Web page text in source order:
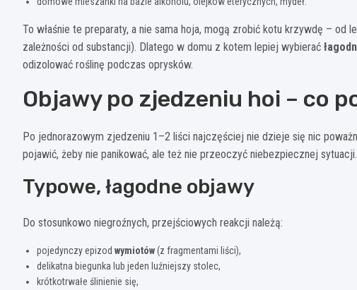
To właśnie te preparaty, a nie sama hoja, mogą zrobić kotu krzywdę –
zależności od substancji). Dlatego w domu z kotem lepiej wybierać
odizolować roślinę podczas oprysków.
Objawy po zjedzeniu hoi – co
Po jednorazowym zjedzeniu 1–2 liści najczęściej nie dzieje się nic
pojawić, żeby nie panikować, ale też nie przeoczyć niebezpiecznej sytuacji.
Typowe, łagodne objawy
Do stosunkowo niegroźnych, przejściowych reakcji należą:
pojedynczy epizod wymiotów(z fragmentami liści),
delikatna biegunka lub jeden luźniejszy stolec,
krótkotrwałe ślinienie się,